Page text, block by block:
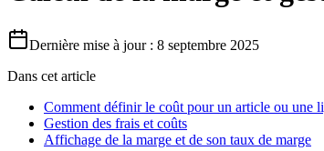
Dernière mise à jour : 8 septembre 2025
Dans cet article
Comment définir le coût pour un article ou une
Gestion des frais et coûts
Affichage de la marge et de son taux de marge